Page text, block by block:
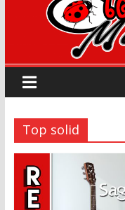
Top solid